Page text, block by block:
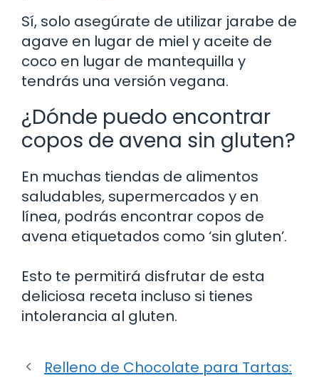
Sí, solo asegúrate de utilizar jarabe de
agave en lugar de miel y aceite de
coco en lugar de mantequilla y
tendrás una versión vegana.
¿Dónde puedo encontrar
copos de avena sin gluten?
En muchas tiendas de alimentos
saludables, supermercados y en
línea, podrás encontrar copos de
avena etiquetados como ‘sin gluten’.
Esto te permitirá disfrutar de esta
deliciosa receta incluso si tienes
intolerancia al gluten.
Relleno de Chocolate para Tartas: